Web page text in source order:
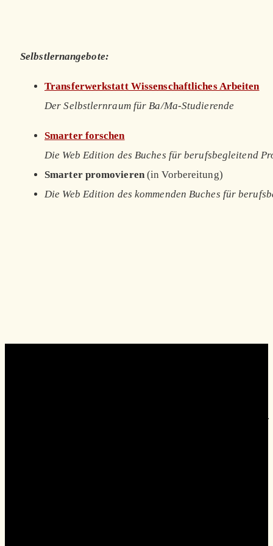
Selbstlernangebote:
Transferwerkstatt Wissenschaftliches Arbeiten
Der Selbstlernraum für Ba/Ma-Studierende
Smarter forschen
Die Web Edition des Buches für berufsbegleitend
Smarter promovieren(in Vorbereitung)
Die Web Edition des kommenden Buches für